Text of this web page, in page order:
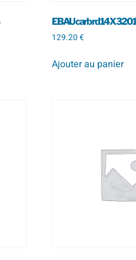
EBAU carb rd 14 X 320
129.20€
Ajouter au panier